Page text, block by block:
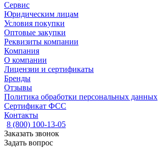
Сервис
Юридическим лицам
Условия покупки
Оптовые закупки
Реквизиты компании
Компания
О компании
Лицензии и сертификаты
Бренды
Отзывы
Политика обработки персональных данных
Сертификат ФСС
Контакты
8 (800) 100-13-05
Заказать звонок
Задать вопрос